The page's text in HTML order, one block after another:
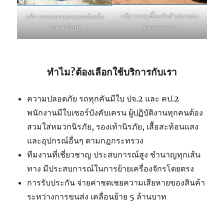
บริการรถเครนยกแทงค์เหล็ก
ขนาดใหญ่
บริการรถเฮี๊ยบรับจ้างยกของ
ขนลงจากรถ
ทำไม?ต้องเลือกใช้บริการกับเรา
ความปลอดภัย รถทุกคันมีใบ ปจ.2 และ คป.2
พนักงานมีใบเซอร์บังคับเครน ผู้ปฏิบัติงานทุกคนต้อง
สวมใส่หมวกนิรภัย, รองเท้านิรภัย, เสื้อสะท้อนแสง
และอุปกรณ์อื่นๆ ตามกฎกระทรวง
ทีมงานที่เชี่ยวชาญ ประสบการณ์สูง ชำนาญทุกเส้น
ทาง มีประสบการณ์ในการย้ายเครื่องจักรโดยตรง
การรับประกัน จ่ายค่าชดเชยความเสียหายของสินค้า
ระหว่างการขนส่ง เคลื่อนย้าย 5 ล้านบาท